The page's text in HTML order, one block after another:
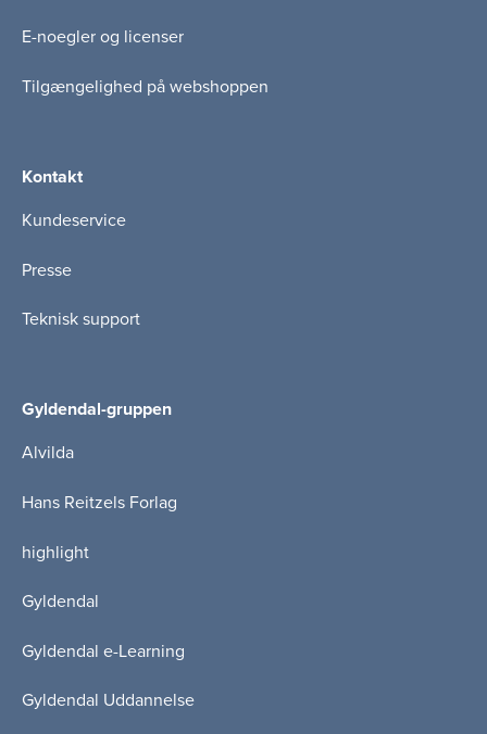
E-noegler og licenser
Tilgængelighed på webshoppen
Kontakt
Kundeservice
Presse
Teknisk support
Gyldendal-gruppen
Alvilda
Hans Reitzels Forlag
highlight
Gyldendal
Gyldendal e-Learning
Gyldendal Uddannelse